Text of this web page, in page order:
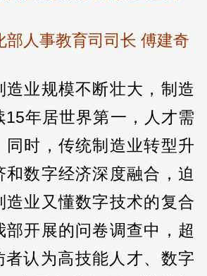
部人事教育司司长 傅建奇
造业规模不断壮大，制造
15年居世界第一，人才需
同时，传统制造业转型升
和数字经济深度融合，迫
造业又懂数字技术的复合
部开展的问卷调查中，超
者认为高技能人才、数字